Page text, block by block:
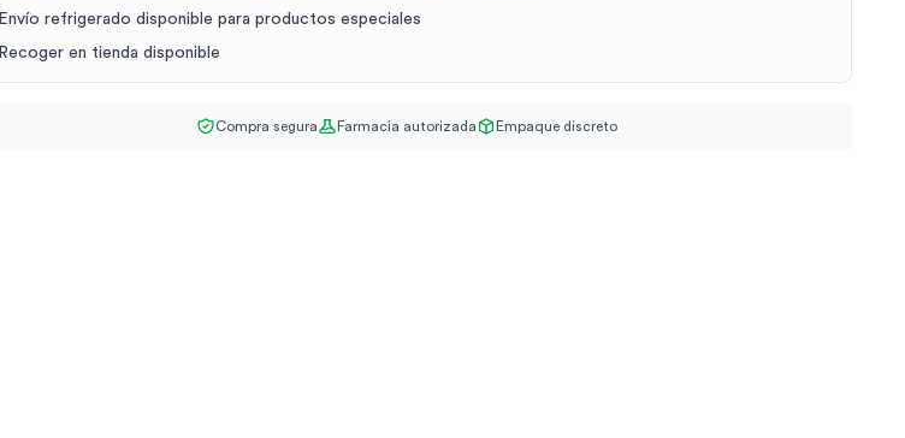
Envío refrigerado disponible para productos especiales
Recoger en tienda disponible
Compra segura Farmacia autorizada Empaque discreto